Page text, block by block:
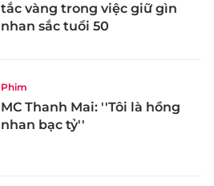
tắc vàng trong việc giữ gìn
nhan sắc tuổi 50
Phim
MC Thanh Mai: ''Tôi là hồng
nhan bạc tỷ''